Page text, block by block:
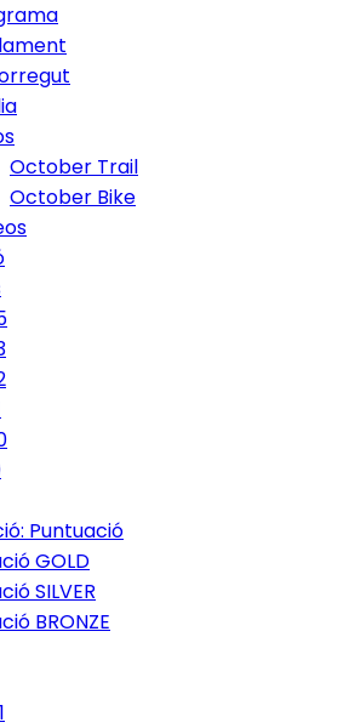
October Trail
October Bike
Puntuació
GOLD
SILVER
BRONZE